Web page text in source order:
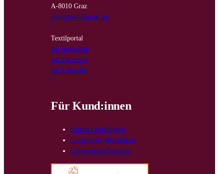
A-8010 Graz
info@textilportal.net
Textilportal
auf Instagram
auf Facebook
auf LinkedIn
Für Kund:innen
Betrieb vorschlagen
Community Richtlinien
Unterstützen/Spenden